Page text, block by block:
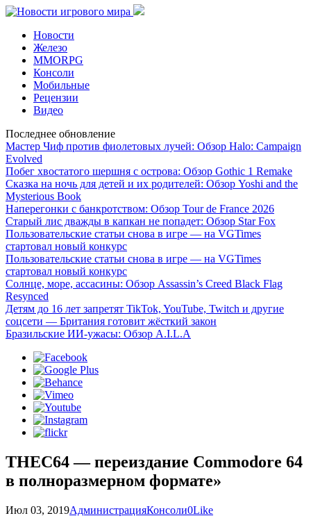
Новости
Железо
MMORPG
Консоли
Мобильные
Рецензии
Видео
Последнее обновление
Мастер Чиф против фиолетовых лучей: Обзор Halo: Campaign
Evolved
Побег хвостатого шершня с острова: Обзор Gothic 1 Remake
Сказка на ночь для детей и их родителей: Обзор Yoshi and the
Mysterious Book
Наперегонки с банкротством: Обзор Tour de France 2026
Старый лис дважды в капкан не попадет: Обзор Star Fox
Пользовательские статьи снова в игре — на VGTimes
стартовал новый конкурс
Пользовательские статьи снова в игре — на VGTimes
стартовал новый конкурс
Солнце, море, ассасины: Обзор Assassin’s Creed Black Flag
Resynced
Детям до 16 лет запретят TikTok, YouTube, Twitch и другие
соцсети — Британия готовит жёсткий закон
Бразильские ИИ-ужасы: Обзор A.I.L.A
THEC64 — переиздание Commodore 64
в полноразмерном формате»
Июл 03, 2019АдминистрацияКонсоли0Like